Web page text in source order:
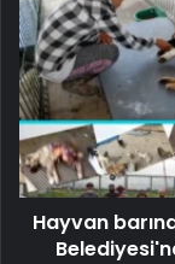
Hayvan